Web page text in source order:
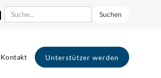
Kontakt Unterstützer werden